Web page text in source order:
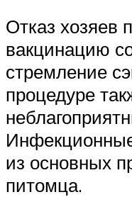
Отказ хозяев
вакцинацию
стремление
процедуре
из основных
питомца.